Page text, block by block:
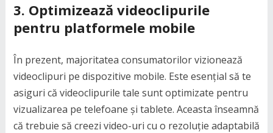
3. Optimizează videoclipurile
pentru platformele mobile
În prezent, majoritatea consumatorilor vizionează
videoclipuri pe dispozitive mobile. Este esențial să te
asiguri că videoclipurile tale sunt optimizate pentru
vizualizarea pe telefoane și tablete. Aceasta înseamnă
că trebuie să creezi video-uri cu o rezoluție adaptabilă